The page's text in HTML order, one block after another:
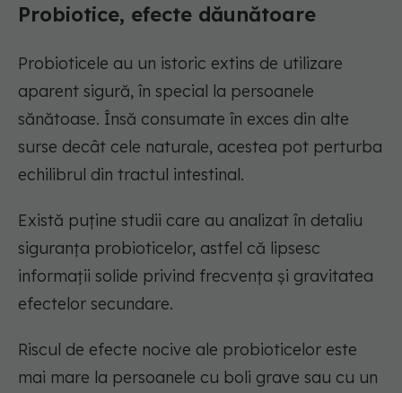
Probiotice, efecte dăunătoare
Probioticele au un istoric extins de utilizare
aparent sigură, în special la persoanele
sănătoase. Însă consumate în exces din alte
surse decât cele naturale, acestea pot perturba
echilibrul din tractul intestinal.
Există puține studii care au analizat în detaliu
siguranța probioticelor, astfel că lipsesc
informații solide privind frecvența și gravitatea
efectelor secundare.
Riscul de efecte nocive ale probioticelor este
mai mare la persoanele cu boli grave sau cu un